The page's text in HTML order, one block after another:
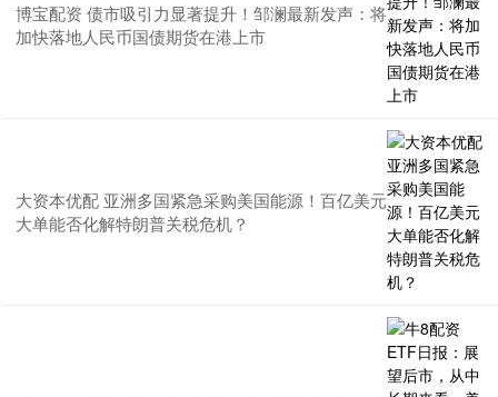
博宝配资 债市吸引力显著提升！邹澜最新发声：将
加快落地人民币国债期货在港上市
大资本优配 亚洲多国紧急采购美国能源！百亿美元
大单能否化解特朗普关税危机？